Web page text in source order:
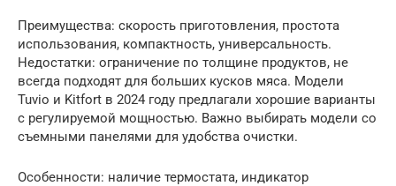
Преимущества: скорость приготовления, простота
использования, компактность, универсальность.
Недостатки: ограничение по толщине продуктов, не
всегда подходят для больших кусков мяса. Модели
Tuvio и Kitfort в 2024 году предлагали хорошие варианты
с регулируемой мощностью. Важно выбирать модели со
съемными панелями для удобства очистки.
Особенности: наличие термостата, индикатор